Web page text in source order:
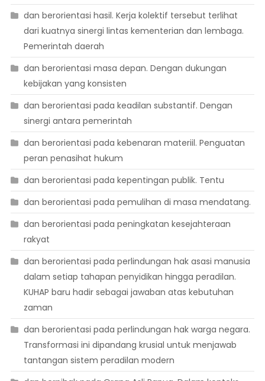
dan berorientasi hasil. Kerja kolektif tersebut terlihat
dari kuatnya sinergi lintas kementerian dan lembaga.
Pemerintah daerah
dan berorientasi masa depan. Dengan dukungan
kebijakan yang konsisten
dan berorientasi pada keadilan substantif. Dengan
sinergi antara pemerintah
dan berorientasi pada kebenaran materiil. Penguatan
peran penasihat hukum
dan berorientasi pada kepentingan publik. Tentu
dan berorientasi pada pemulihan di masa mendatang.
dan berorientasi pada peningkatan kesejahteraan
rakyat
dan berorientasi pada perlindungan hak asasi manusia
dalam setiap tahapan penyidikan hingga peradilan.
KUHAP baru hadir sebagai jawaban atas kebutuhan
zaman
dan berorientasi pada perlindungan hak warga negara.
Transformasi ini dipandang krusial untuk menjawab
tantangan sistem peradilan modern